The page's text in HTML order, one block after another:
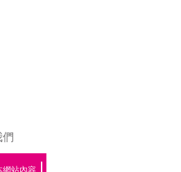
網站內容